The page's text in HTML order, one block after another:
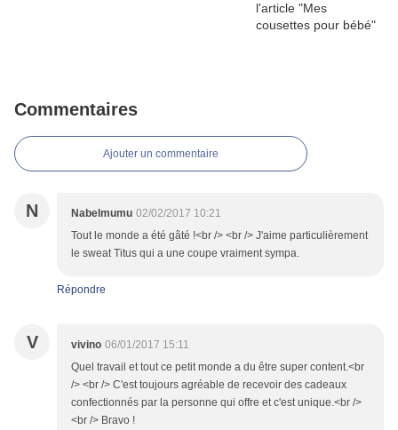
Commentaires
Ajouter un commentaire
N Nabelmumu 02/02/2017 10:21
Tout le monde a été gâté !<br /> <br /> J'aime particulièrement
le sweat Titus qui a une coupe vraiment sympa.
Répondre
V vivino 06/01/2017 15:11
Quel travail et tout ce petit monde a du être super content.<br
/> <br /> C'est toujours agréable de recevoir des cadeaux
confectionnés par la personne qui offre et c'est unique.<br />
<br /> Bravo !